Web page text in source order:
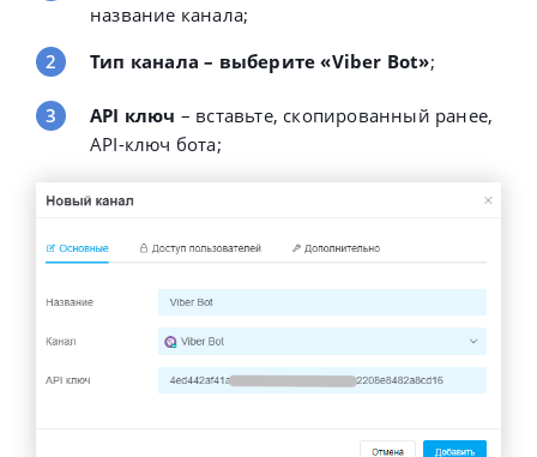
название канала;
Тип канала – выберите«Viber Bot»;
API ключ – вставьте, скопированный ранее,
API-ключ бота;